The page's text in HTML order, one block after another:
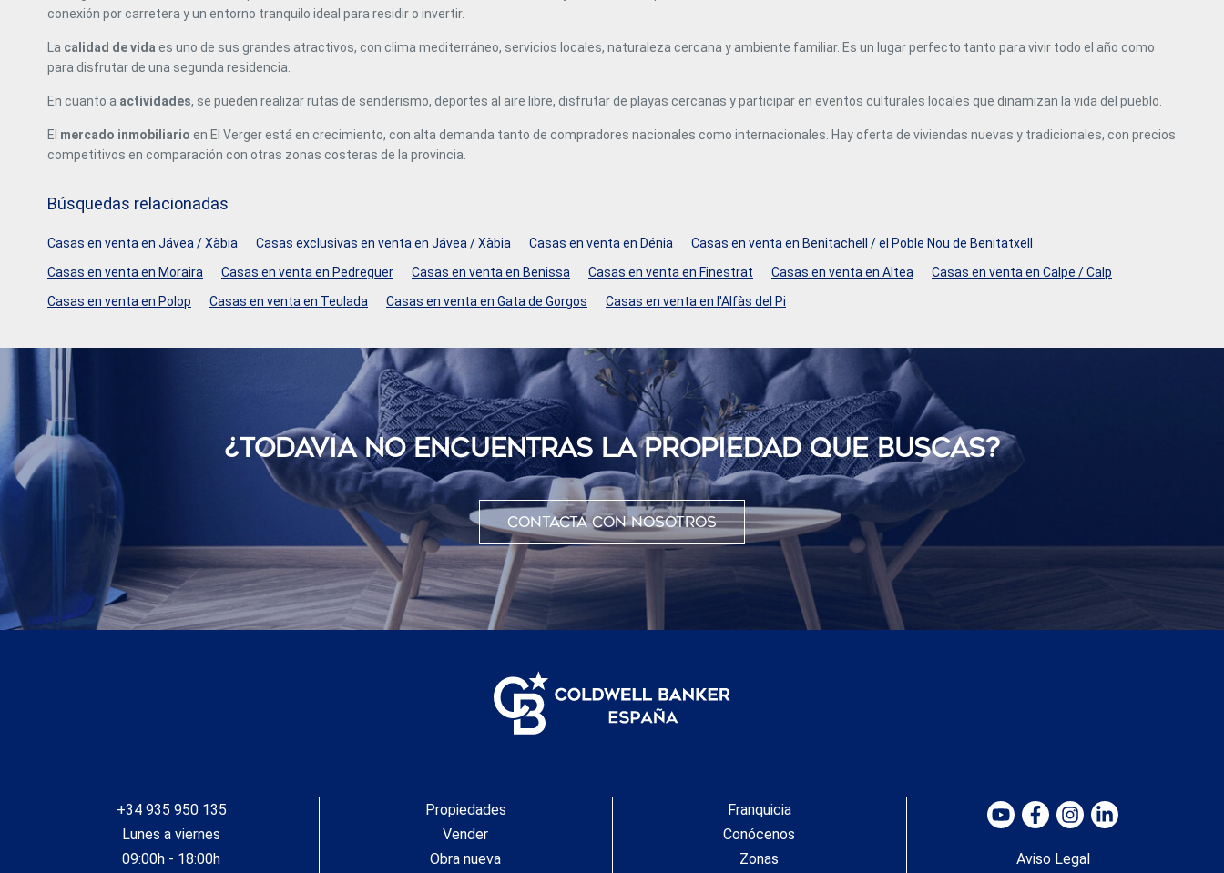
urbana de 820 m². Posibilidad de construir entre 30 y 36
Casa de Cultura. Excelente oportunidad para promotores e
inversores. Precio: 450.000 €. #ref:CBS923
año como para disfrutar de vacaciones y escapadas.
15 minutos Todos los servicios del pueblo a pocos metros,
promoción Cerca de campos de golf como La Sella Golf
Aeropuertos internacionales de Alicante y Valencia a
aproximadamente 1 hora Conexión en ferry desde Dénia a
de playas, golf y de Dénia Entrega prevista 4º trimestre
para disfrutar o invertir en una de las zonas con mayor
proyección de la Costa Blanca Norte, con precios todavía
más accesibles que en Dénia. #ref:CBSA881
conexión por carretera y un entorno tranquilo ideal para residir o invertir.
La calidad de vida es uno de sus grandes atractivos, con clima mediterráneo, servicios locales, naturaleza cercana y ambiente familiar. Es un lugar perfecto tanto para vivir todo el año como
para disfrutar de una segunda residencia.
En cuanto a actividades, se pueden realizar rutas de senderismo, deportes al aire libre, disfrutar de playas cercanas y participar en eventos culturales locales que dinamizan la vida del pueblo.
El mercado inmobiliario en El Verger está en crecimiento, con alta demanda tanto de compradores nacionales como internacionales. Hay oferta de viviendas nuevas y tradicionales, con precios
competitivos en comparación con otras zonas costeras de la provincia.
Búsquedas relacionadas
Casas en venta en Jávea / Xàbia Casas exclusivas en venta en Jávea / Xàbia Casas en venta en Dénia
Casas en venta en Benitachell / el Poble Nou de Benitatxell
Casas en venta en Moraira
Casas en venta en Pedreguer Casas en venta en Benissa Casas en venta en Finestrat Casas en venta en Altea
Casas en venta en Calpe / Calp
Casas en venta en Polop
Casas en venta en Teulada Casas en venta en Gata de Gorgos Casas en venta en l'Alfàs del Pi
¿TODAVÍ­A NO ENCUENTRAS LA PROPIEDAD QUE BUSCAS?
Contacta con nosotros
+34 935 950 135
Lunes a viernes
09:00h - 18:00h
Propiedades
Vender
Obra nueva
Franquicia
Conócenos
Zonas
Aviso Legal